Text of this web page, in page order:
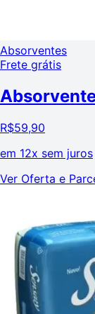
Absorventes
Frete grátis
R$59,90
em 12x sem juros
Ver Oferta e